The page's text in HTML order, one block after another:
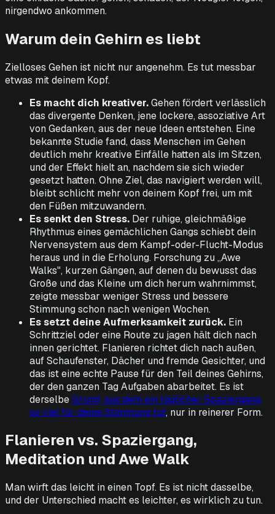
nirgendwo ankommen.
Warum dein Gehirn es liebt
Zielloses Gehen ist nicht nur angenehm. Es tut messbar
etwas mit deinem Kopf.
Es macht dich kreativer.Gehen fördert verlässlich
das divergente Denken, jene lockere, assoziative Art
von Gedanken, aus der neue Ideen entstehen. Eine
bekannte Studie fand, dass Menschen im Gehen
deutlich mehr kreative Einfälle hatten als im Sitzen,
und der Effekt hielt an, nachdem sie sich wieder
gesetzt hatten. Ohne Ziel, das navigiert werden will,
bleibt schlicht mehr von deinem Kopf frei, um mit
den Füßen mitzuwandern.
Es senkt den Stress. Der ruhige, gleichmäßige
Rhythmus eines gemächlichen Gangs schiebt dein
Nervensystem aus dem Kampf-oder-Flucht-Modus
heraus und in die Erholung. Forschung zu „Awe
Walks", kurzen Gängen, auf denen du bewusst das
Große und das Kleine um dich herum wahrnimmst,
zeigte messbar weniger Stress und bessere
Stimmung schon nach wenigen Wochen.
Es setzt deine Aufmerksamkeit zurück. Ein
Schrittziel oder eine Route zu jagen hält dich nach
innen gerichtet. Flanieren richtet dich nach außen,
auf Schaufenster, Dächer und fremde Gesichter, und
das ist eine echte Pause für den Teil deines Gehirns,
der den ganzen Tag Aufgaben abarbeitet. Es ist
derselbeGrund, aus dem ein täglicher Spaziergang
so viel für deine Stimmung tut, nur in reinerer Form.
Flanieren vs. Spaziergang,
Meditation und Awe Walk
Man wirft das leicht in einen Topf. Es ist nicht dasselbe,
und der Unterschied macht es leichter, es wirklich zu tun.